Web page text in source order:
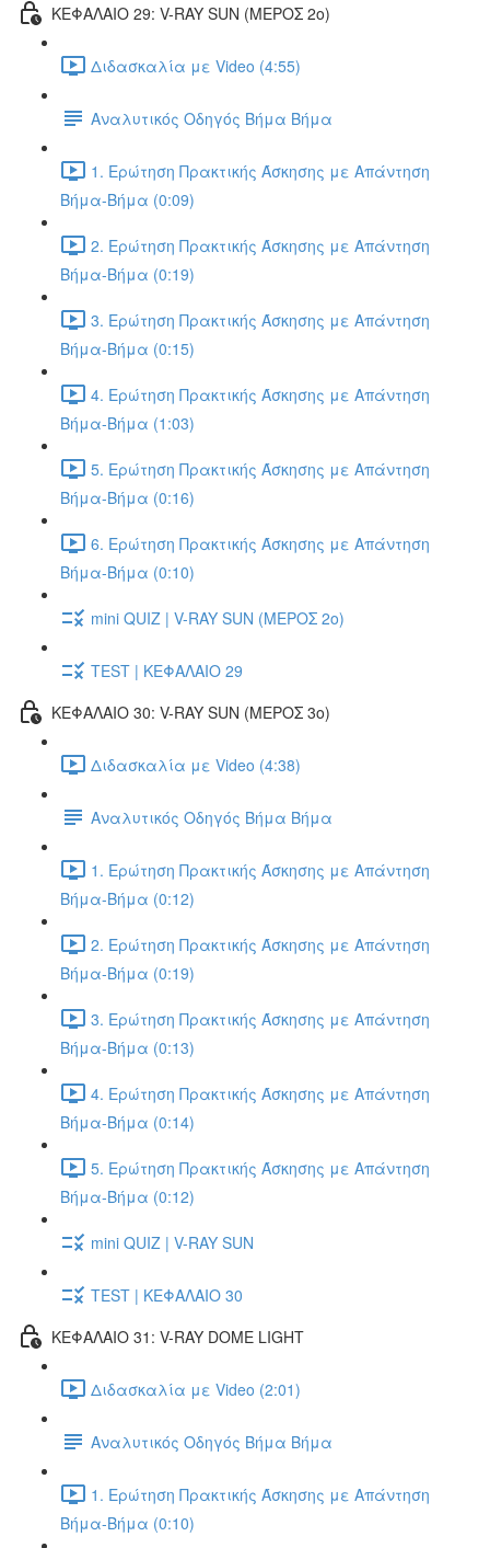
ΚΕΦΑΛΑΙΟ 29: V-RAY SUN (ΜΕΡΟΣ 2o)
Διδασκαλία με Video (4:55)
Αναλυτικός Οδηγός Βήμα Βήμα
1. Ερώτηση Πρακτικής Άσκησης με Απάντηση
Βήμα-Βήμα (0:09)
2. Ερώτηση Πρακτικής Άσκησης με Απάντηση
Βήμα-Βήμα (0:19)
3. Ερώτηση Πρακτικής Άσκησης με Απάντηση
Βήμα-Βήμα (0:15)
4. Ερώτηση Πρακτικής Άσκησης με Απάντηση
Βήμα-Βήμα (1:03)
5. Ερώτηση Πρακτικής Άσκησης με Απάντηση
Βήμα-Βήμα (0:16)
6. Ερώτηση Πρακτικής Άσκησης με Απάντηση
Βήμα-Βήμα (0:10)
mini QUIZ | V-RAY SUN (ΜΕΡΟΣ 2o)
TEST | ΚΕΦΑΛΑΙΟ 29
ΚΕΦΑΛΑΙΟ 30: V-RAY SUN (ΜΕΡΟΣ 3o)
Διδασκαλία με Video (4:38)
Αναλυτικός Οδηγός Βήμα Βήμα
1. Ερώτηση Πρακτικής Άσκησης με Απάντηση
Βήμα-Βήμα (0:12)
2. Ερώτηση Πρακτικής Άσκησης με Απάντηση
Βήμα-Βήμα (0:19)
3. Ερώτηση Πρακτικής Άσκησης με Απάντηση
Βήμα-Βήμα (0:13)
4. Ερώτηση Πρακτικής Άσκησης με Απάντηση
Βήμα-Βήμα (0:14)
5. Ερώτηση Πρακτικής Άσκησης με Απάντηση
Βήμα-Βήμα (0:12)
mini QUIZ | V-RAY SUN
TEST | ΚΕΦΑΛΑΙΟ 30
ΚΕΦΑΛΑΙΟ 31: V-RAY DOME LIGHT
Διδασκαλία με Video (2:01)
Αναλυτικός Οδηγός Βήμα Βήμα
1. Ερώτηση Πρακτικής Άσκησης με Απάντηση
Βήμα-Βήμα (0:10)